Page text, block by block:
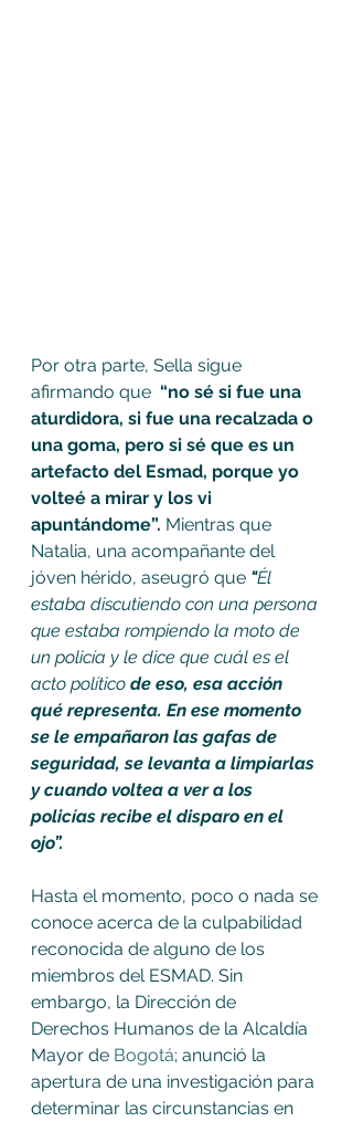
Por otra parte, Sella sigue
afirmando que “no sé si fue una
aturdidora, si fue una recalzada o
una goma, pero si sé que es un
artefacto del Esmad, porque yo
volteé a mirar y los vi
apuntándome”. Mientras que
Natalia, una acompañante del
jóven hérido, aseugró que "Él
estaba discutiendo con una persona
que estaba rompiendo la moto de
un policía y le dice que cuál es el
acto político de eso, esa acción
qué representa. En ese momento
se le empañaron las gafas de
seguridad, se levanta a limpiarlas
y cuando voltea a ver a los
policías recibe el disparo en el
ojo”.
Hasta el momento, poco o nada se
conoce acerca de la culpabilidad
reconocida de alguno de los
miembros del ESMAD. Sin
embargo, la Dirección de
Derechos Humanos de la Alcaldía
Mayor de Bogotá; anunció la
apertura de una investigación para
determinar las circunstancias en